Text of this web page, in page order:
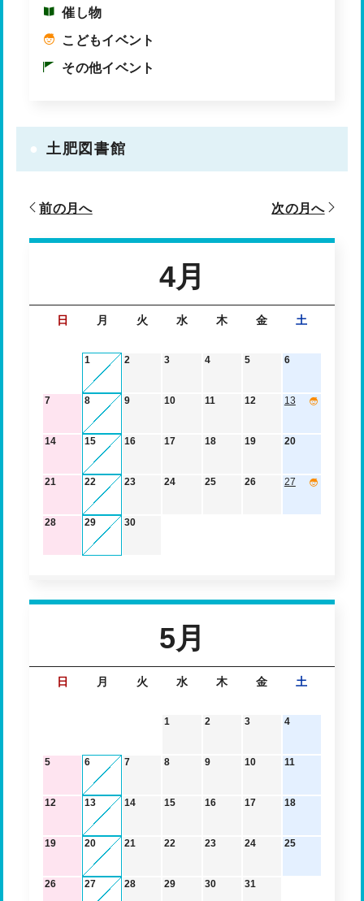
催し物
こどもイベント
その他イベント
土肥図書館
前の月へ 次の月へ
4月
日 月 火 水 木 金 土
1 2 3 4 5 6
7 8 9 10 11 12 13
14 15 16 17 18 19 20
21 22 23 24 25 26 27
28 29 30
5月
日 月 火 水 木 金 土
1 2 3 4
5 6 7 8 9 10 11
12 13 14 15 16 17 18
19 20 21 22 23 24 25
26 27 28 29 30 31